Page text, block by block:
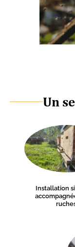
Un
Installation